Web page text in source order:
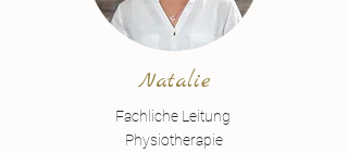
Natalie
Fachliche Leitung
Physiotherapie